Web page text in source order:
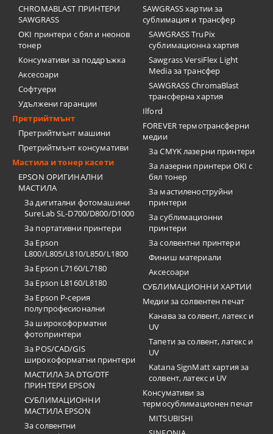
CHROMABLAST ПРИНТЕРИ
SAWGRASS
OKI принтери с бял и неонов
тонер
Консумативи за поддръжка
Аксесоари
Софтуери
Удължени гаранции
Претрийтмънт
Претрийтмънт машини
Претрийтмънт консумативи
Мастила и тонер касети
EPSON ОРИГИНАЛНИ
МАСТИЛА
За дигитални фотомашини
SureLab SL-D700/D800/D1000
За портативни принтери
За Epson
L800/L805/L810/L850/L1800
За Epson L7160/L7180
За Epson L8160/L8180
За Epson P-серия
полупрофесионални
За широкоформатни
фотопринтери
За POS/CAD/GIS
широкоформатни принтери
МАСТИЛА ЗА DTG/DTF
ПРИНТЕРИ EPSON
СУБЛИМАЦИОННИ
МАСТИЛА EPSON
За солвентни
SAWGRASS хартии за
сублимация и трансфер
SAWGRASS TruPix
сублимационна хартия
Sawgrass VersiFlex Light
Media за трансфер
SAWGRASS ChromaBlast
трансферна хартия
Ilford
FOREVER термотрансферни
медии
За CMYK лазерни принтери
За лазерни принтери OKI с
бял тонер
За мастиленоструйни
принтери
За сублимационни
принтери
За солвентни принтери
Финиш материали
Аксесоари
СУБЛИМАЦИОННИ ХАРТИИ
Медии за солвентен печат
Канава за солвент, латекс и
UV
Тапети за солвент, латекс и
UV
Katana SignMatt хартия за
солвент, латекс и UV
Консумативи за
термосублимационен печат
MITSUBISHI